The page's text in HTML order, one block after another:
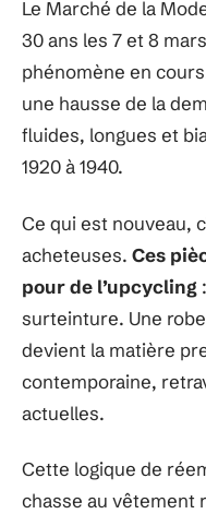
Le Marché de la
30 ans les 7 et 8
phénomène en
une hausse de la
fluides, longues et
1920 à 1940.
Ce qui est nouveau,
acheteuses. Ces
pour de l’upcycling
surteinture. Une
devient la matière
contemporaine,
actuelles.
Cette logique de
chasse au vêtement